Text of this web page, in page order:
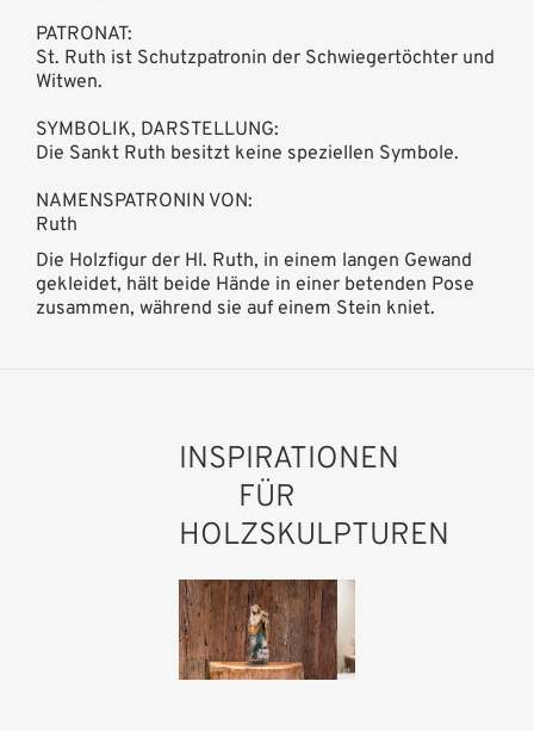
PATRONAT:
St. Ruth ist Schutzpatronin der Schwiegertöchter und
Witwen.
SYMBOLIK, DARSTELLUNG:
Die Sankt Ruth besitzt keine speziellen Symbole.
NAMENSPATRONIN VON:
Ruth
Die Holzfigur der Hl. Ruth, in einem langen Gewand
gekleidet, hält beide Hände in einer betenden Pose
zusammen, während sie auf einem Stein kniet.
INSPIRATIONEN
FÜR
HOLZSKULPTUREN